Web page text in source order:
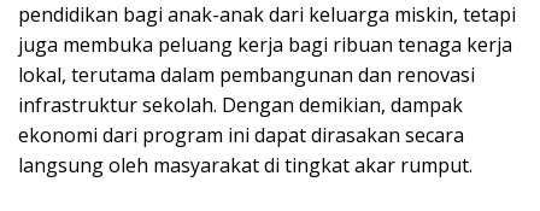
pendidikan bagi anak-anak dari keluarga miskin, tetapi
juga membuka peluang kerja bagi ribuan tenaga kerja
lokal, terutama dalam pembangunan dan renovasi
infrastruktur sekolah. Dengan demikian, dampak
ekonomi dari program ini dapat dirasakan secara
langsung oleh masyarakat di tingkat akar rumput.